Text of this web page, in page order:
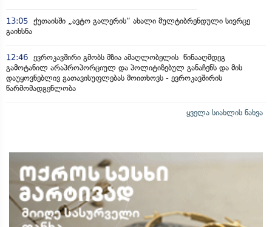
13:05 ქუთაისში „ავტო გალერის“ ახალი მულტიბრენდული სივრცე
გაიხსნა
12:46 ევროკავშირი გმობს მზია ამაღლობელის წინააღმდეგ
გამოტანილ არაპროპორციულ და პოლიტიზებულ განაჩენს და მის
დაუყოვნებლივ გათავისუფლებას მოითხოვს - ევროკავშირის
წარმომადგენლობა
ყველა სიახლის ნახვა